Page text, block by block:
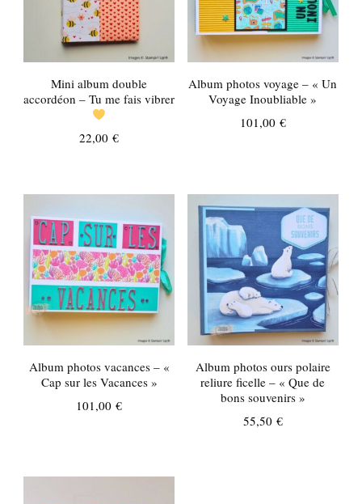
Mini album double
accordéon – Tu me fais vibrer
22,00€
Album photos voyage – « Un
Voyage Inoubliable »
101,00 €
Album photos vacances – «
Cap sur les Vacances »
101,00€
Album photos ours polaire
reliure ficelle – « Que de
bons souvenirs »
55,50 €